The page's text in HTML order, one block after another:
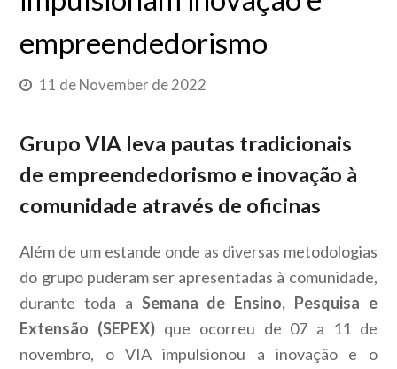
empreendedorismo
11 de November de 2022
Grupo VIA leva pautas tradicionais
de empreendedorismo e inovação à
comunidade através de oficinas
Além de um estande onde as diversas metodologias
do grupo puderam ser apresentadas à comunidade,
durante toda a Semana de Ensino, Pesquisa e
Extensão (SEPEX) que ocorreu de 07 a 11 de
novembro, o VIA impulsionou a inovação e o